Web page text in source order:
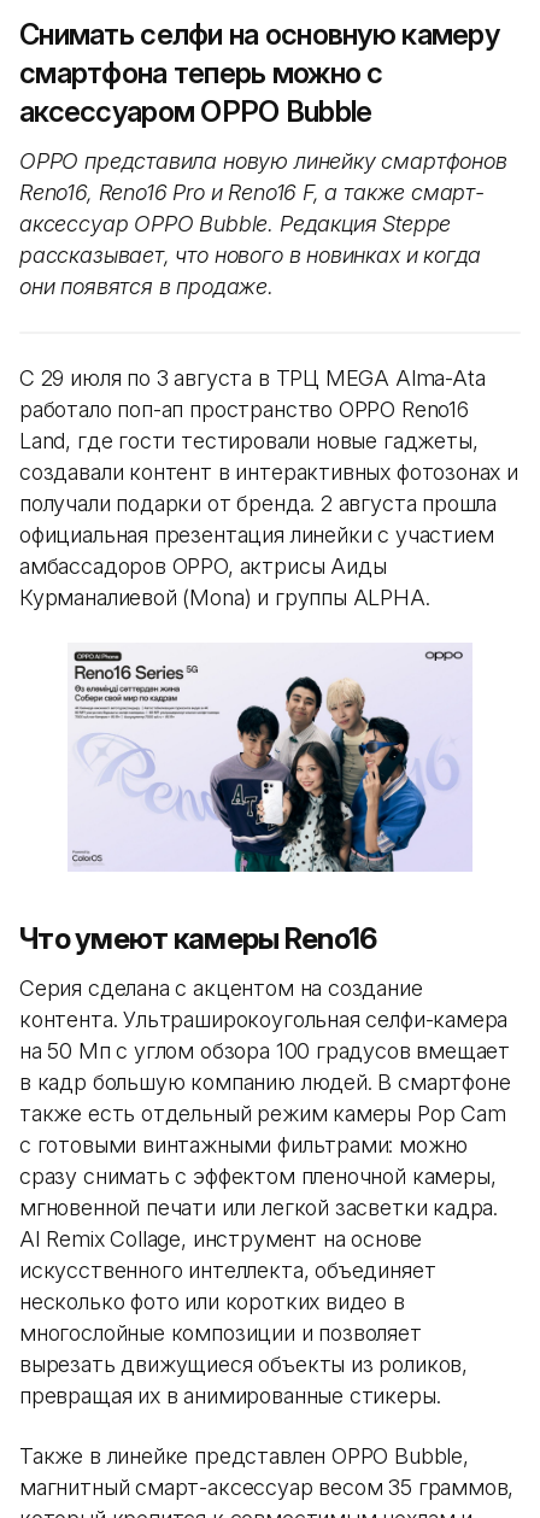
Снимать селфи на основную камеру
смартфона теперь можно с
аксессуаром OPPO Bubble
OPPO представила новую линейку смартфонов
Reno16, Reno16 Pro и Reno16 F, а также смарт-
аксессуар OPPO Bubble. Редакция Steppe
рассказывает, что нового в новинках и когда
они появятся в продаже.
С 29 июля по 3 августа в ТРЦ MEGA Alma-Ata
работало поп-ап пространство OPPO Reno16
Land, где гости тестировали новые гаджеты,
создавали контент в интерактивных фотозонах и
получали подарки от бренда. 2 августа прошла
официальная презентация линейки с участием
амбассадоров OPPO, актрисы Аиды
Курманалиевой (Mona) и группы ALPHA.
Что умеют камеры Reno16
Серия сделана с акцентом на создание
контента. Ультраширокоугольная селфи-камера
на 50 Мп с углом обзора 100 градусов вмещает
в кадр большую компанию людей. В смартфоне
также есть отдельный режим камеры Pop Cam
с готовыми винтажными фильтрами: можно
сразу снимать с эффектом пленочной камеры,
мгновенной печати или легкой засветки кадра.
AI Remix Collage, инструмент на основе
искусственного интеллекта, объединяет
несколько фото или коротких видео в
многослойные композиции и позволяет
вырезать движущиеся объекты из роликов,
превращая их в анимированные стикеры.
Также в линейке представлен OPPO Bubble,
магнитный смарт-аксессуар весом 35 граммов,